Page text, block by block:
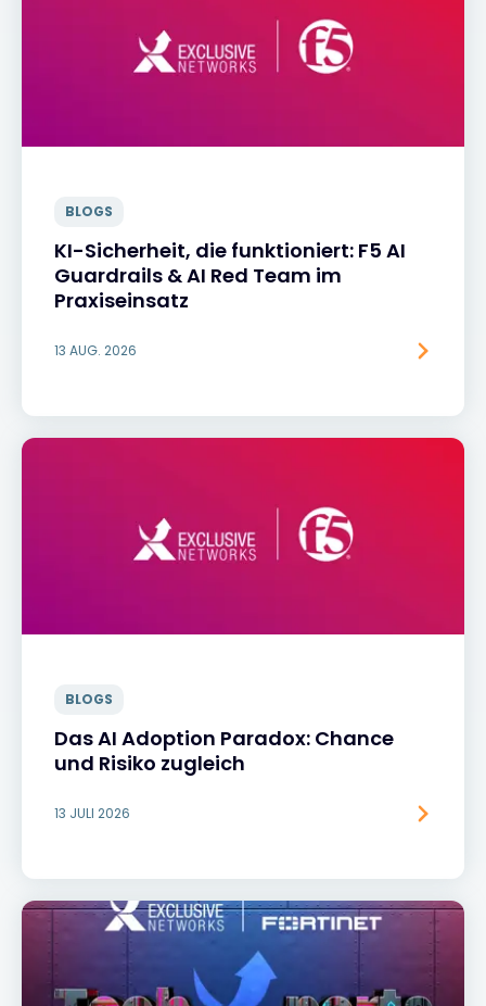
BLOGS
KI-Sicherheit, die funktioniert: F5 AI
Guardrails & AI Red Team im
Praxiseinsatz
13 AUG. 2026
BLOGS
Das AI Adoption Paradox: Chance
und Risiko zugleich
13 JULI 2026